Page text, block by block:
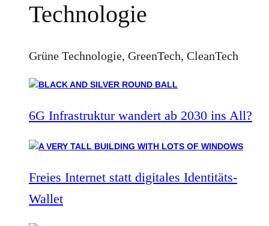
Technologie
Grüne Technologie, GreenTech, CleanTech
6G Infrastruktur wandert ab 2030 ins All?
Freies Internet statt digitales Identitäts-
Wallet